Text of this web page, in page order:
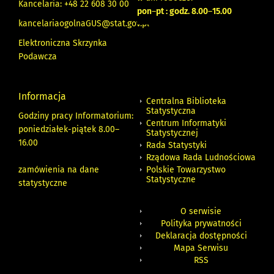
Kancelaria: +48 22 608 30 00
kancelariaogolnaGUS@stat.gov.pl
Elektroniczna Skrzynka
Podawcza
pon–pt : godz. 8.00–15.00
Informacja
Godziny pracy Informatorium:
poniedziałek-piątek 8.00–
16.00
zamówienia na dane
statystyczne
Centralna Biblioteka
Statystyczna
Centrum Informatyki
Statystycznej
Rada Statystyki
Rządowa Rada Ludnościowa
Polskie Towarzystwo
Statystyczne
O serwisie
Polityka prywatności
Deklaracja dostępności
Mapa Serwisu
RSS